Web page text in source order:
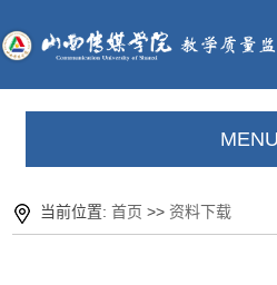
MENU
当前位置:首页 >>资料下载